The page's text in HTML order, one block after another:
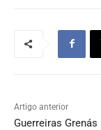
Artigo anterior
Guerreiras Grenás